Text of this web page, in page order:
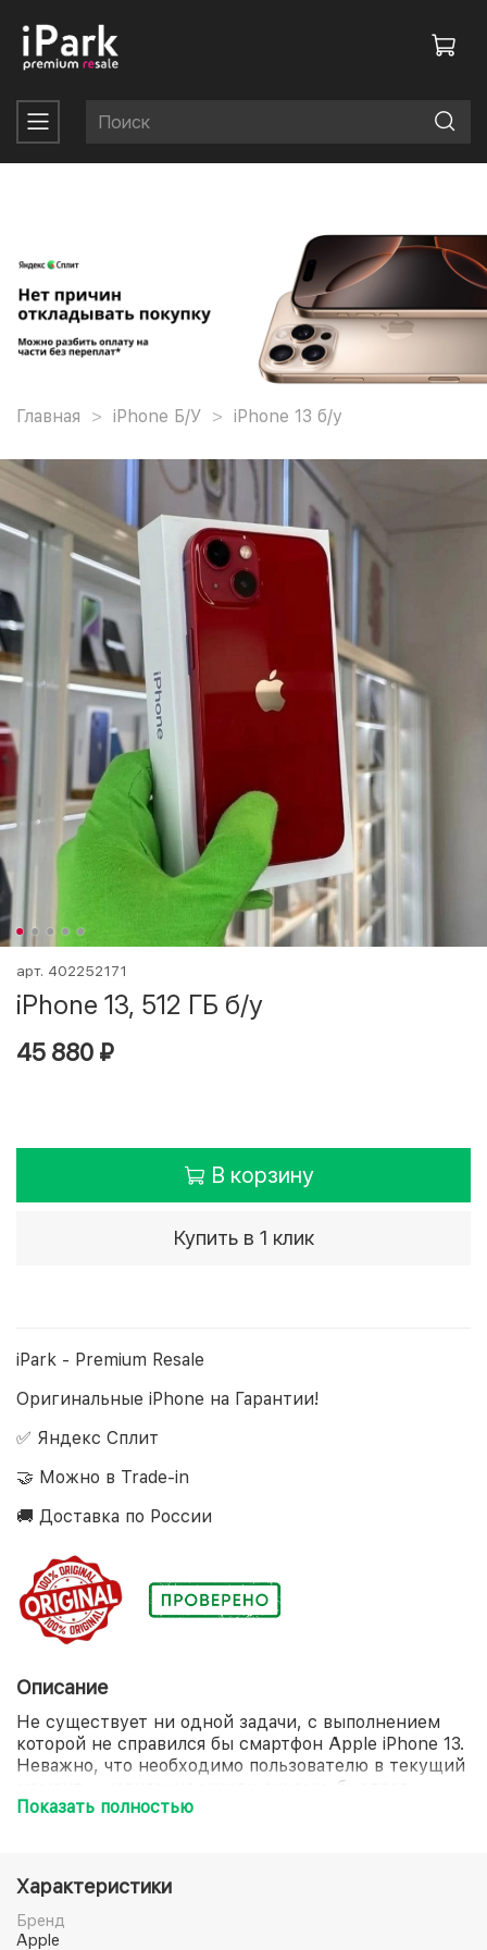
Главная iPhone Б/У iPhone 13 б/у
арт. 402252171
iPhone 13, 512 ГБ б/у
45 880 ₽
В корзину
Купить в 1 клик
iPark - Premium Resale
Оригинальные iPhone на Гарантии!
✅ Яндекс Сплит
🤝 Можно в Trade-in
🚚 Доставка по России
Описание
Не существует ни одной задачи, с выполнением
которой не справился бы смартфон Apple iPhone 13.
Неважно, что необходимо пользователю в текущий
момент – навигация между окнами, быстрая
загрузка приложений или мгновенная обработка
высокой производительностью на протяжении
всего дня. Создавайте яркие памятные снимки с
детальным отображением каждого элемента, а
вашей помощницей станет двойная основная
Показать полностью
Характеристики
Бренд
Apple